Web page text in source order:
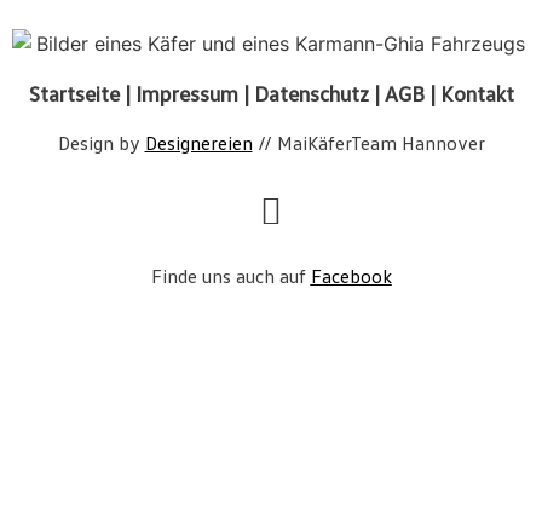
Startseite| Impressum| Datenschutz|AGB| Kontakt
Design by Designereien // MaiKäferTeam Hannover
Finde uns auch auf Facebook